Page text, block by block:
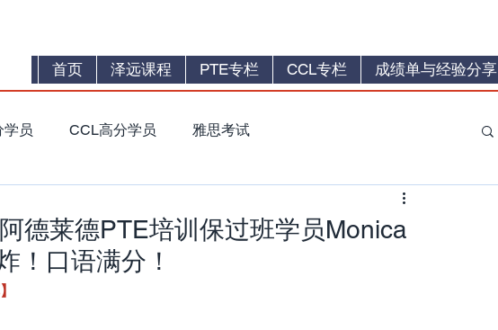
首页 泽远课程 PTE专栏 CCL专栏 成绩单与经验分享
学员 CCL高分学员 雅思考试
德莱德PTE培训保过班学员Monica
！口语满分！